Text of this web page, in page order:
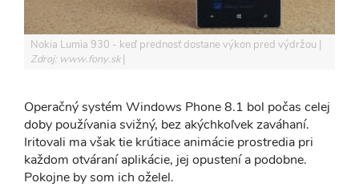
Nokia Lumia 930 - keď prednosť dostane výkon pred výdržou
Zdroj: www.fony.sk
Operačný systém Windows Phone 8.1 bol počas celej
doby používania svižný, bez akýchkoľvek zaváhaní.
Iritovali ma však tie krútiace animácie prostredia pri
každom otváraní aplikácie, jej opustení a podobne.
Pokojne by som ich oželel.